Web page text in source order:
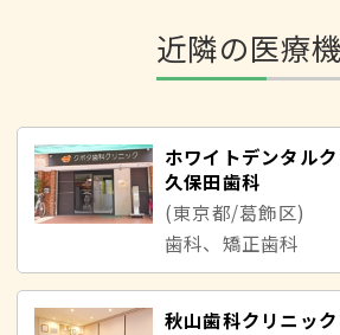
近隣の医療
ホワイトデンタル
久保田歯科
(東京都/葛飾区)
歯科、矯正歯科
秋山歯科クリニック